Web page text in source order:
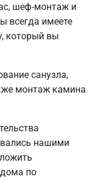
шеф-монтаж и
всегда имеете
который вы
санузла,
монтаж камина
нашими
по